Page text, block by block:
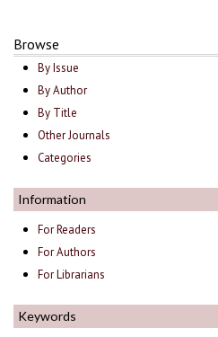
Browse
By Issue
By Author
By Title
Other Journals
Categories
Information
For Readers
For Authors
For Librarians
Keywords